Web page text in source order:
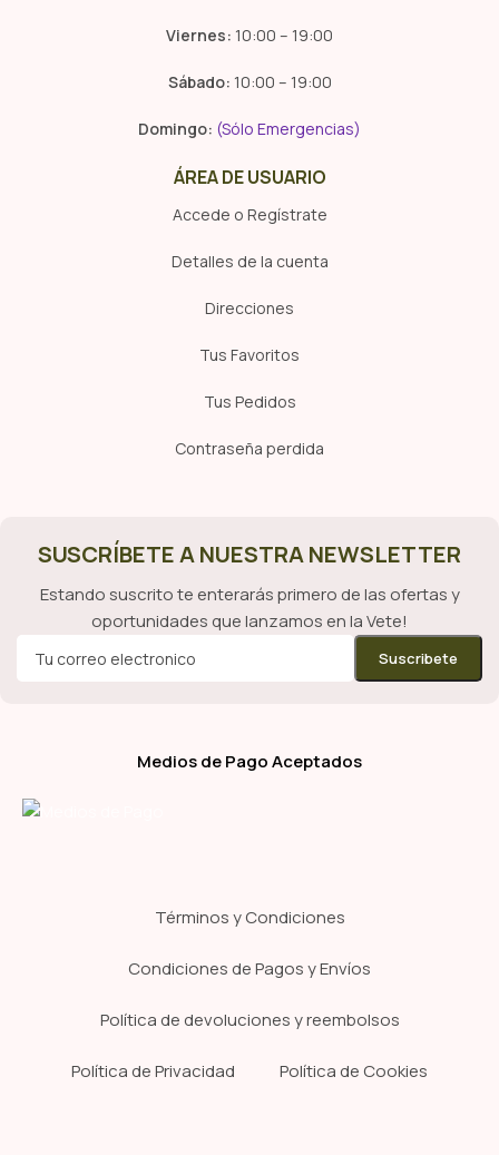
Viernes: 10:00 – 19:00
Sábado: 10:00 – 19:00
Domingo: (Sólo Emergencias)
ÁREA DE USUARIO
Accede o Regístrate
Detalles de la cuenta
Direcciones
Tus Favoritos
Tus Pedidos
Contraseña perdida
SUSCRÍBETE A NUESTRA NEWSLETTER
Estando suscrito te enterarás primero de las ofertas y
oportunidades que lanzamos en la Vete!
Medios de Pago Aceptados
Términos y Condiciones
Condiciones de Pagos y Envíos
Política de devoluciones y reembolsos
Política de Privacidad Política de Cookies